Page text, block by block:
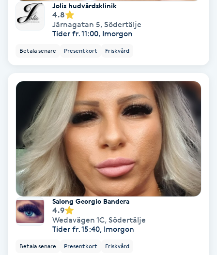
Kemisk peeling
Kinesisk medicin
Kiropraktik
Klangmassage
Klippning
Klippning & Slingor
Klippning ungdom
Jolis hudvårdsklinik
4.8
Järnagatan 5, Södertälje
Tider fr. 11:00, Imorgon
Betala senare Presentkort Friskvård
Salong Georgio Bandera
4.9
Wedavägen 1C, Södertälje
Tider fr. 15:40, Imorgon
Betala senare Presentkort Friskvård